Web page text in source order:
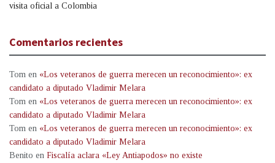
visita oficial a Colombia
Comentarios recientes
Tom en «Los veteranos de guerra merecen un reconocimiento»: ex
candidato a diputado Vladimir Melara
Tom en «Los veteranos de guerra merecen un reconocimiento»: ex
candidato a diputado Vladimir Melara
Tom en «Los veteranos de guerra merecen un reconocimiento»: ex
candidato a diputado Vladimir Melara
Benito en Fiscalía aclara «Ley Antiapodos» no existe